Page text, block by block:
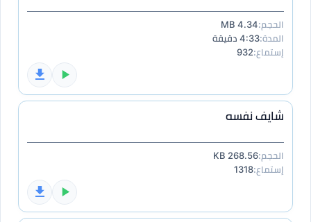
الحجم:4.34 MB
المدة:4:33 دقيقة
إستماع:932
شايف نفسه
الحجم:268.56 KB
إستماع:1318